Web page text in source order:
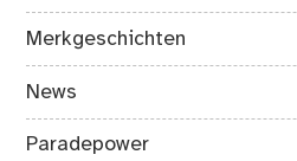
Merkgeschichten
News
Paradepower